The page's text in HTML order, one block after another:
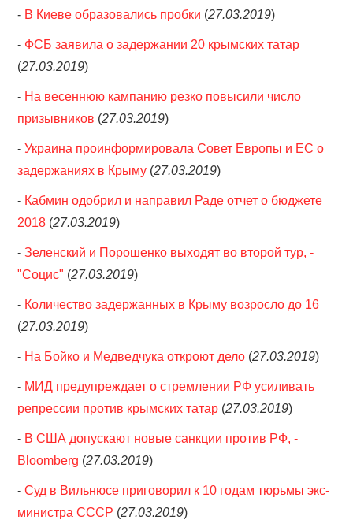
- В Киеве образовались пробки (27.03.2019)
- ФСБ заявила о задержании 20 крымских татар
(27.03.2019)
- На весеннюю кампанию резко повысили число
призывников (27.03.2019)
-Украина проинформировала Совет Европы и ЕС о
задержаниях в Крыму (27.03.2019)
- Кабмин одобрил и направил Раде отчет о бюджете
2018 (27.03.2019)
-Зеленский и Порошенко выходят во второй тур, -
"Социс" (27.03.2019)
- Количество задержанных в Крыму возросло до 16
(27.03.2019)
- На Бойко и Медведчука откроют дело (27.03.2019)
- МИД предупреждает о стремлении РФ усиливать
репрессии против крымских татар (27.03.2019)
- В США допускают новые санкции против РФ, -
Bloomberg (27.03.2019)
-Суд в Вильнюсе приговорил к 10 годам тюрьмы экс-
министра СССР (27.03.2019)